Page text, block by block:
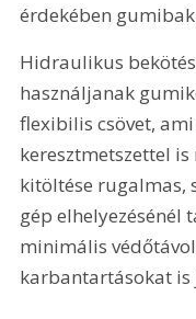
érdekében
Hidraulikus
használjanak
flexibilis csövet,
keresztmetszettel
kitöltése rugalmas,
gép
minimális
karbantartásokat is